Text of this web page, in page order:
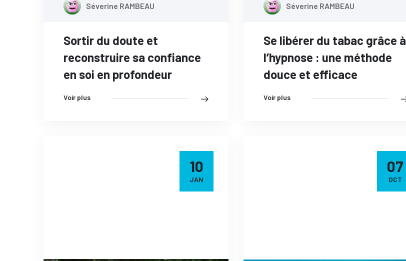
Séverine RAMBEAU
Sortir du doute et
reconstruire sa confiance
en soi en profondeur
Voir plus
Séverine RAMBEAU
Se libérer du tabac grâce à
l’hypnose : une méthode
douce et efficace
Voir plus
10
JAN
07
OCT